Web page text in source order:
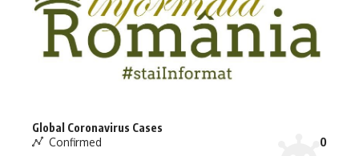
Global Coronavirus Cases
Confirmed
0